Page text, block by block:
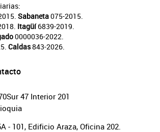
Sabaneta075-2015.
Itagüí6839-2019.
0000036-2022.
Caldas843-2026.
47 Interior 201
- 101, Edificio Araza, Oficina 202.